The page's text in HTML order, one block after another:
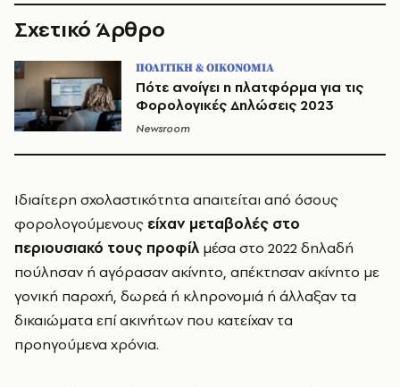
Σχετικό Άρθρο
ΠΟΛΙΤΙΚΗ & ΟΙΚΟΝΟΜΙΑ
Πότε ανοίγει η πλατφόρμα για τις
Φορολογικές Δηλώσεις 2023
Newsroom
Ιδιαίτερη σχολαστικότητα απαιτείται από όσους
φορολογούμενους είχαν μεταβολές στο
περιουσιακό τους προφίλ μέσα στο 2022 δηλαδή
πούλησαν ή αγόρασαν ακίνητο, απέκτησαν ακίνητο με
γονική παροχή, δωρεά ή κληρονομιά ή άλλαξαν τα
δικαιώματα επί ακινήτων που κατείχαν τα
προηγούμενα χρόνια.